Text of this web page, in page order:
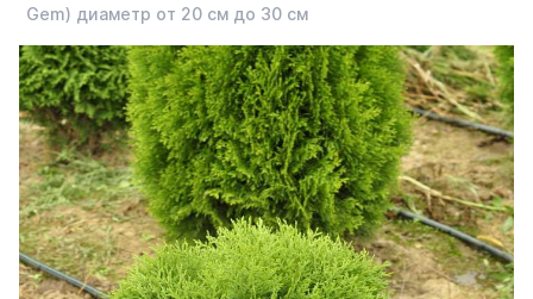
Gem) диаметр от 20 см до 30 см